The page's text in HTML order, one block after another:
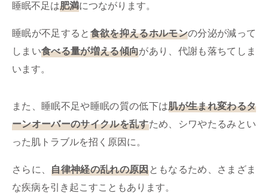
睡眠不足は肥満につながります。
睡眠が不足すると 食欲を抑えるホルモンの分泌が減って
しまい食べる量が増える傾向があり、代謝も落ちてしま
います。
また、睡眠不足や睡眠の質の低下は肌が生まれ変わるタ
ーンオーバーのサイクルを乱すため、シワやたるみとい
った肌トラブルを招く原因に。
さらに、 自律神経の乱れの原因ともなるため、さまざま
な疾病を引き起こすこともあります。